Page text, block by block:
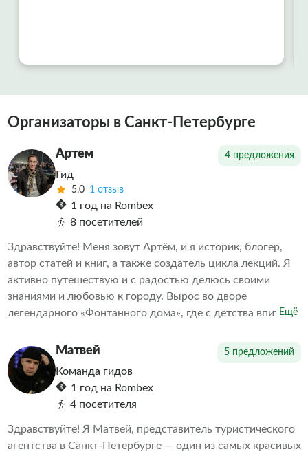
Организаторы в Санкт-Петербурге
Артем 4 предложения
Гид
5.0 1 отзыв
1 год на Rombex
8 посетителей
Здравствуйте! Меня зовут Артём, и я историк, блогер,
автор статей и книг, а также создатель цикла лекций. Я
активно путешествую и с радостью делюсь своими
знаниями и любовью к городу. Вырос во дворе
легендарного «Фонтанного дома», где с детства впитал
передаю эту любовь и свои знания всем, кто
интересуется историей и культурой нашего прекрасного
города.
Ещё
Матвей 5 предложений
Команда гидов
1 год на Rombex
4 посетителя
Здравствуйте! Я Матвей, представитель туристического
агентства в Санкт-Петербурге — один из самых красивых